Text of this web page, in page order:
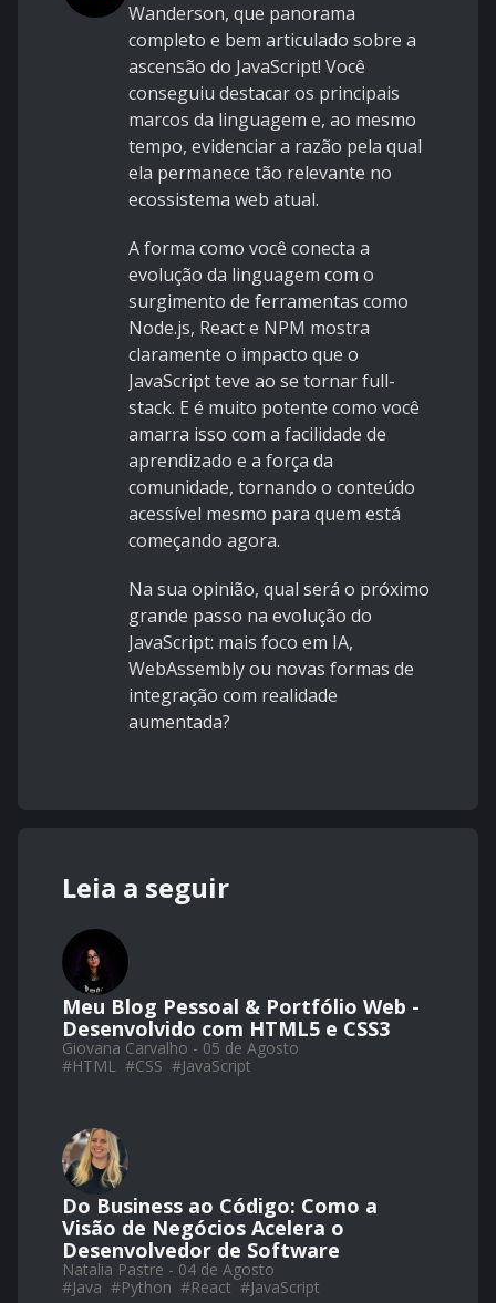
Wanderson, que panorama
completo e bem articulado sobre a
ascensão do JavaScript! Você
conseguiu destacar os principais
marcos da linguagem e, ao mesmo
tempo, evidenciar a razão pela qual
ela permanece tão relevante no
ecossistema web atual.
A forma como você conecta a
evolução da linguagem com o
surgimento de ferramentas como
Node.js, React e NPM mostra
claramente o impacto que o
JavaScript teve ao se tornar full-
stack. E é muito potente como você
amarra isso com a facilidade de
aprendizado e a força da
comunidade, tornando o conteúdo
acessível mesmo para quem está
começando agora.
Na sua opinião, qual será o próximo
grande passo na evolução do
JavaScript: mais foco em IA,
WebAssembly ou novas formas de
integração com realidade
aumentada?
Leia a seguir
Meu Blog Pessoal & Portfólio Web -
Desenvolvido com HTML5 e CSS3
Giovana Carvalho - 05 de Agosto
#HTML #CSS #JavaScript
Do Business ao Código: Como a
Visão de Negócios Acelera o
Desenvolvedor de Software
Natalia Pastre - 04 de Agosto
#Java #Python #React #JavaScript